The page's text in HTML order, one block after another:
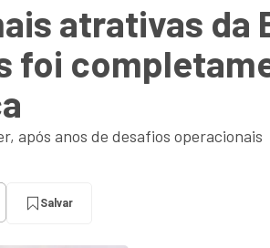
atrativas da
foi
após anos de desafios operacionais
Salvar